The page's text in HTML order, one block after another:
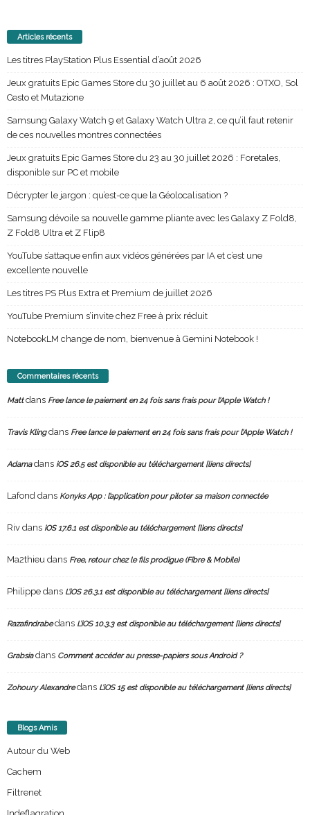
Articles récents
Les titres PlayStation Plus Essential d’août 2026
Jeux gratuits Epic Games Store du 30 juillet au 6 août 2026 : OTXO, Sol
Cesto et Mutazione
Samsung Galaxy Watch 9 et Galaxy Watch Ultra 2, ce qu’il faut retenir
de ces nouvelles montres connectées
Jeux gratuits Epic Games Store du 23 au 30 juillet 2026 : Foretales,
disponible sur PC et mobile
Décrypter le jargon : qu’est-ce que la Géolocalisation ?
Samsung dévoile sa nouvelle gamme pliante avec les Galaxy Z Fold8,
Z Fold8 Ultra et Z Flip8
YouTube s’attaque enfin aux vidéos générées par IA et c’est une
excellente nouvelle
Les titres PS Plus Extra et Premium de juillet 2026
YouTube Premium s’invite chez Free à prix réduit
NotebookLM change de nom, bienvenue à Gemini Notebook !
Commentaires récents
Mattdans Free lance le paiement en 24 fois sans frais pour l’Apple Watch !
Travis Klingdans Free lance le paiement en 24 fois sans frais pour l’Apple Watch !
Adamadans iOS 26.5 est disponible au téléchargement [liens directs]
Lafond dans Konyks App : l’application pour piloter sa maison connectée
Riv dans iOS 17.6.1 est disponible au téléchargement [liens directs]
Ma2thieu dans Free, retour chez le fils prodigue (Fibre & Mobile)
Philippe dans L’iOS 26.3.1 est disponible au téléchargement [liens directs]
Razafindrabedans L’iOS 10.3.3 est disponible au téléchargement [liens directs]
Grabsiadans Comment accéder au presse-papiers sous Android ?
Zohoury Alexandredans L’iOS 15 est disponible au téléchargement [liens directs]
Blogs Amis
Autour du Web
Cachem
Filtrenet